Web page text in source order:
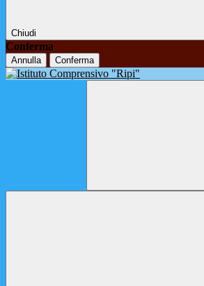
Chiudi
Conferma
Annulla Conferma